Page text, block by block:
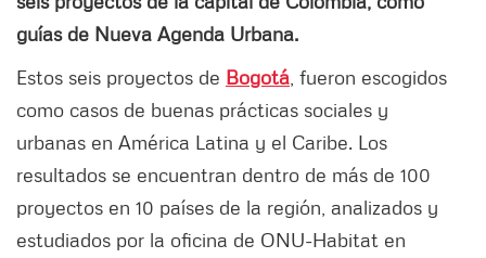
guías de Nueva Agenda Urbana.
Estos seis proyectos de Bogotá , fueron escogidos
como casos de buenas prácticas sociales y
urbanas en América Latina y el Caribe. Los
resultados se encuentran dentro de más de 100
proyectos en 10 países de la región, analizados y
estudiados por la oficina de ONU-Habitat en